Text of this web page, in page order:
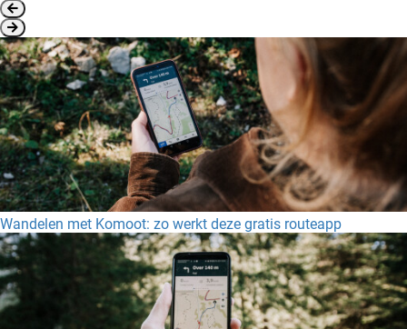
Wandelen met Komoot: zo werkt deze gratis routeapp